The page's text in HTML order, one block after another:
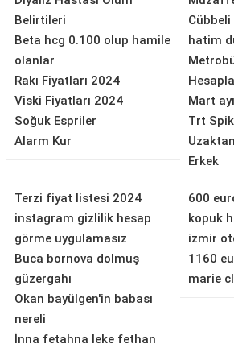
Belirtileri
Beta hcg 0.100 olup hamile
olanlar
Rakı Fiyatları 2024
Viski Fiyatları 2024
Soğuk Espriler
Alarm Kur
Cübbeli
hatim
Mart
Trt
Erkek
Terzi fiyat listesi 2024
instagram gizlilik hesap
görme uygulamasız
Buca bornova dolmuş
güzergahı
Okan bayülgen'in babası
nereli
İnna fetahna leke fethan
600
kopuk
izmir
1160
marie